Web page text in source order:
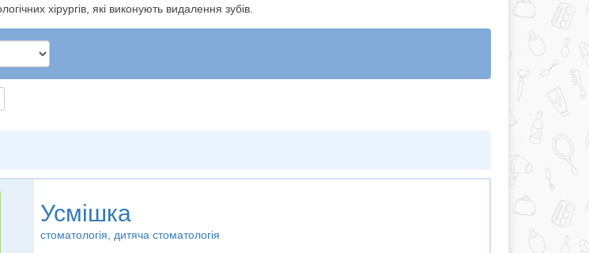
хірургів, які виконують видалення зубів.
Усмішка
стоматологія, дитяча стоматологія